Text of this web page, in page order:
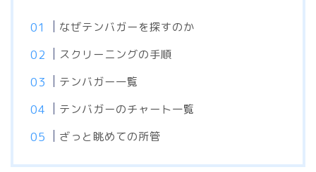
なぜテンバガーを探すのか
スクリーニングの手順
テンバガー一覧
テンバガーのチャート一覧
ざっと眺めての所管